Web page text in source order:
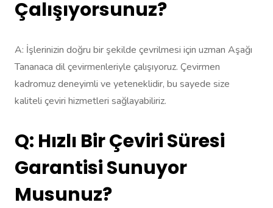
Çalışıyorsunuz?
A: İşlerinizin doğru bir şekilde çevrilmesi için uzman Aşağı
Tananaca dil çevirmenleriyle çalışıyoruz. Çevirmen
kadromuz deneyimli ve yeteneklidir, bu sayede size
kaliteli çeviri hizmetleri sağlayabiliriz.
Q: Hızlı Bir Çeviri Süresi
Garantisi Sunuyor
Musunuz?